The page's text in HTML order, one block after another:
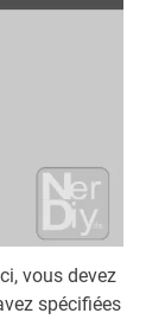
vous devez
spécifiées